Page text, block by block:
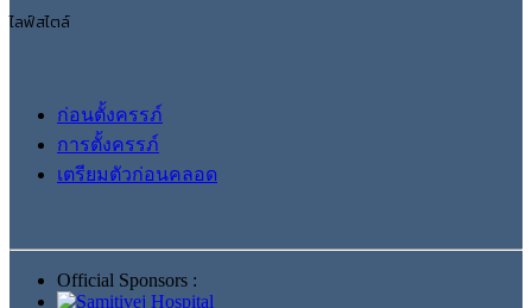
ไลฟ์สไตล์
ก่อนตั้งครรภ์
การตั้งครรภ์
เตรียมตัวก่อนคลอด
Official Sponsors :